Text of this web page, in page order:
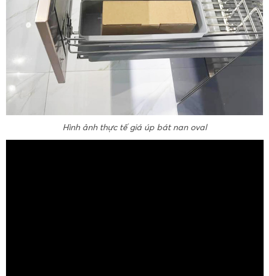
Hình ảnh thực tế giá úp bát nan oval